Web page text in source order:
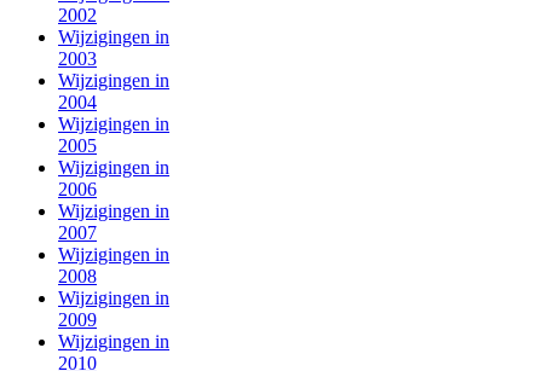
2002
Wijzigingen in
2003
Wijzigingen in
2004
Wijzigingen in
2005
Wijzigingen in
2006
Wijzigingen in
2007
Wijzigingen in
2008
Wijzigingen in
2009
Wijzigingen in
2010